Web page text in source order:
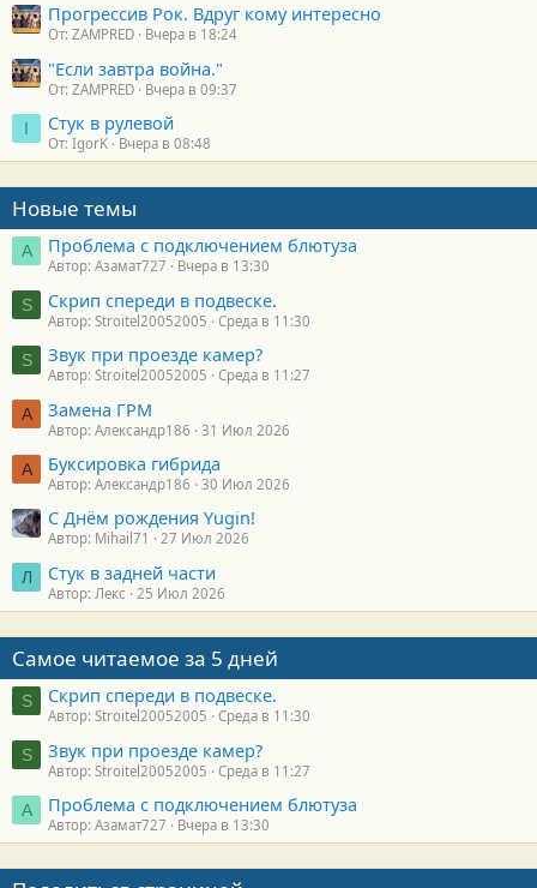
Прогрессив Рок. Вдруг кому интересно
От: ZAMPRED Вчера в 18:24
"Если завтра война."
От: ZAMPRED Вчера в 09:37
I Стук в рулевой
От: IgorK Вчера в 08:48
Новые темы
А Проблема с подключением блютуза
Автор: Азамат727 Вчера в 13:30
S Скрип спереди в подвеске.
Автор: Stroitel20052005 Среда в 11:30
S Звук при проезде камер?
Автор: Stroitel20052005 Среда в 11:27
А Замена ГРМ
Автор: Александр186 31 Июл 2026
А Буксировка гибрида
Автор: Александр186 30 Июл 2026
С Днём рождения Yugin!
Автор: Mihail71 27 Июл 2026
Л Стук в задней части
Автор: Лекс 25 Июл 2026
Самое читаемое за 5 дней
S Скрип спереди в подвеске.
Автор: Stroitel20052005 Среда в 11:30
S Звук при проезде камер?
Автор: Stroitel20052005 Среда в 11:27
А Проблема с подключением блютуза
Автор: Азамат727 Вчера в 13:30